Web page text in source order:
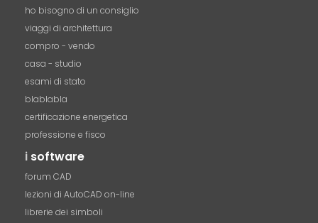
ho bisogno di un consiglio
viaggi di architettura
compro - vendo
casa - studio
esami di stato
blablabla
certificazione energetica
professione e fisco
i software
forum CAD
lezioni di AutoCAD on-line
librerie dei simboli